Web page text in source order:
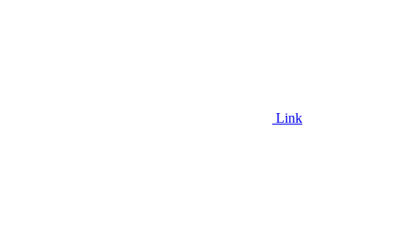
Link